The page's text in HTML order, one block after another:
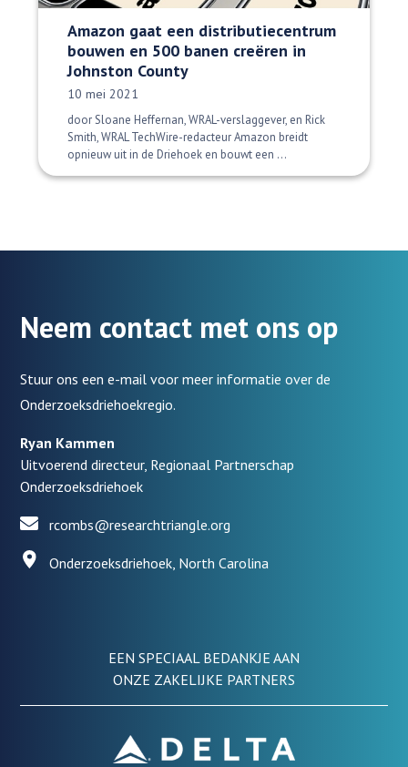
Amazon gaat een distributiecentrum
bouwen en 500 banen creëren in
Johnston County
Datum gepubliceerd:
10 mei 2021
door Sloane Heffernan, WRAL-verslaggever, en Rick
Smith, WRAL TechWire-redacteur Amazon breidt
opnieuw uit in de Driehoek en bouwt een ...
Neem contact met ons op
Stuur ons een e-mail voor meer informatie over de
Onderzoeksdriehoekregio.
Ryan Kammen
Uitvoerend directeur, Regionaal Partnerschap
Onderzoeksdriehoek
rcombs@researchtriangle.org
Onderzoeksdriehoek, North Carolina
EEN SPECIAAL BEDANKJE AAN
ONZE ZAKELIJKE PARTNERS